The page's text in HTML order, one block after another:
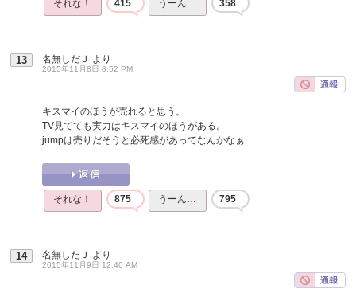
それな！ 415 うーん… 358
13 名無しだＪ より
2015年11月8日 8:52 PM
キスマイのほうが売れると思う。
TV見てても実力はキスマイのほうがある。
jumpは売りだそうと必死感があってなんかなぁ…
それな！ 875 うーん… 795
14 名無しだＪ より
2015年11月9日 12:40 AM